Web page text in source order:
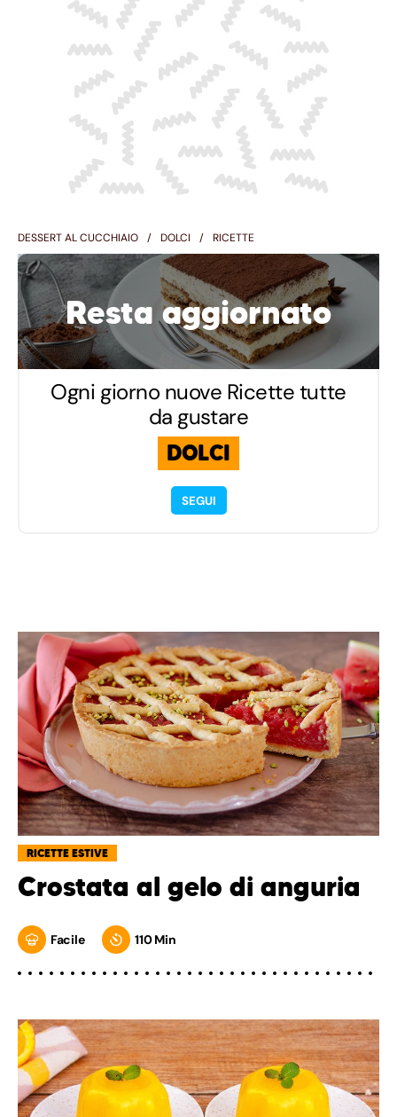
DESSERT AL CUCCHIAIO DOLCI RICETTE
Resta aggiornato
Ogni giorno nuove Ricette tutte
da gustare
DOLCI
SEGUI
RICETTE ESTIVE
Crostata al gelo di anguria
Facile 110 Min